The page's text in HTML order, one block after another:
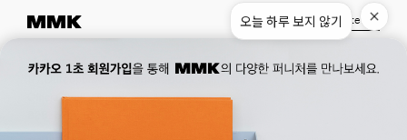
Museum. 02. 777. 5887 Office.02. 777. 5778
177, Duteopbawi-ro, Yongsan-gu, Seoul, Korea
Official : hello@mmk-seoul.com
Instagram Pinterest